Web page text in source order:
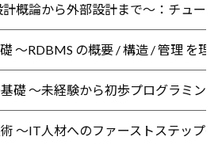
計概論から外部設計まで～：チュータ
～RDBMS の概要 / 構造 / 管理 を理
礎 ～未経験から初歩プログラミン
～IT人材へのファーストステップ